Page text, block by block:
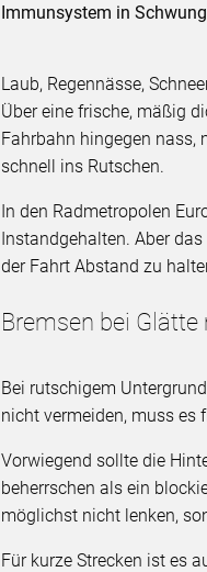
Immunsystem in
Laub, Regennässe,
Über eine frische, mäßig
Fahrbahn hingegen nass,
schnell ins Rutschen.
In den Radmetropolen
Instandgehalten. Aber
der Fahrt Abstand zu
Bremsen bei
Bei rutschigem
nicht vermeiden, muss es
Vorwiegend sollte die
beherrschen als ein
möglichst nicht lenken,
Für kurze Strecken ist es